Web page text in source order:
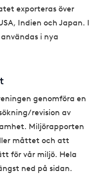
exporteras över
Indien och Japan. I
i nya
genomföra en
revision av
Miljörapporten
måttet och att
för vår miljö. Hela
ned på sidan.